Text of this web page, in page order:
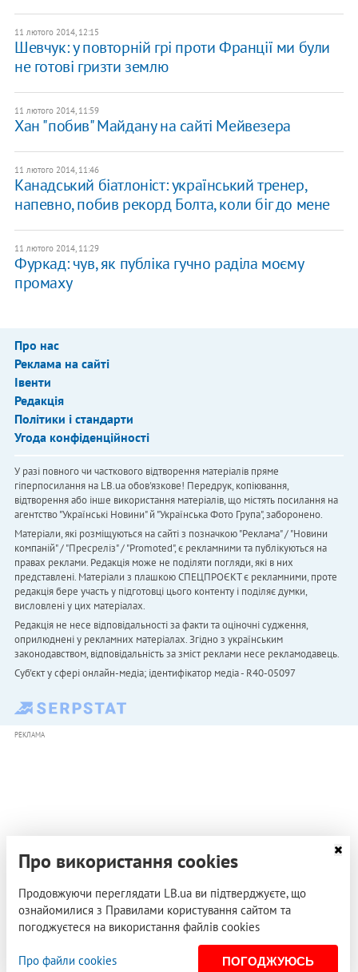
11 лютого 2014, 12:15
Шевчук: у повторній грі проти Франції ми були
не готові гризти землю
11 лютого 2014, 11:59
Хан "побив" Майдану на сайті Мейвезера
11 лютого 2014, 11:46
Канадський біатлоніст: український тренер,
напевно, побив рекорд Болта, коли біг до мене
11 лютого 2014, 11:29
Фуркад: чув, як публіка гучно раділа моєму
промаху
Про нас
Реклама на сайті
Івенти
Редакція
Політики і стандарти
Угода конфіденційності
У разі повного чи часткового відтворення матеріалів пряме
гіперпосилання на LB.ua обов'язкове! Передрук, копіювання,
відтворення або інше використання матеріалів, що містять посилання на
агентство "Українськi Новини" й "Українська Фото Група", заборонено.
Матеріали, які розміщуються на сайті з позначкою "Реклама" / "Новини
компаній" / "Пресреліз" / "Promoted", є рекламними та публікуються на
правах реклами. Редакція може не поділяти погляди, які в них
представлені. Матеріали з плашкою СПЕЦПРОЄКТ є рекламними, проте
редакція бере участь у підготовці цього контенту і поділяє думки,
висловлені у цих матеріалах.
Редакція не несе відповідальності за факти та оціночні судження,
оприлюднені у рекламних матеріалах. Згідно з українським
законодавством, відповідальність за зміст реклами несе рекламодавець.
Cуб'єкт у сфері онлайн-медіа; ідентифікатор медіа - R40-05097
РЕКЛАМА
Про використання cookies
Продовжуючи переглядати LB.ua ви підтверджуєте, що
ознайомилися з Правилами користування сайтом та
погоджуєтеся на використання файлів cookies
Про файли cookies ПОГОДЖУЮСЬ